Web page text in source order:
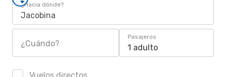
¿Hacia dónde?
Jacobina
¿Cuándo?
Pasajeros
1 adulto